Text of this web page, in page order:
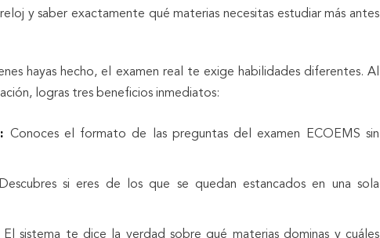
y saber exactamente qué materias necesitas estudiar más antes
hayas hecho, el examen real te exige habilidades diferentes. Al
logras tres beneficios inmediatos:
Conoces el formato de las preguntas del examen ECOEMS sin
Descubres si eres de los que se quedan estancados en una sola
El sistema te dice la verdad sobre qué materias dominas y cuáles